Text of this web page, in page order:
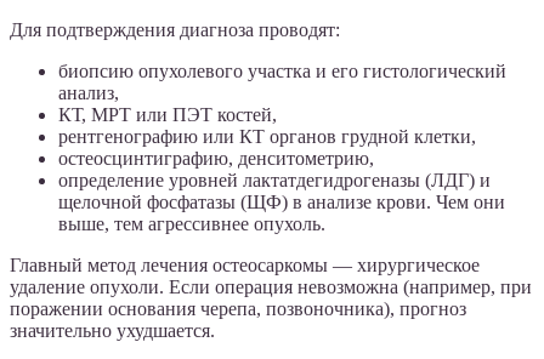
Для подтверждения диагноза проводят:
биопсию опухолевого участка и его гистологический
анализ,
КТ, МРТ или ПЭТ костей,
рентгенографию или КТ органов грудной клетки,
остеосцинтиграфию, денситометрию,
определение уровней лактатдегидрогеназы (ЛДГ) и
щелочной фосфатазы (ЩФ) в анализе крови. Чем они
выше, тем агрессивнее опухоль.
Главный метод лечения остеосаркомы — хирургическое
удаление опухоли. Если операция невозможна (например, при
поражении основания черепа, позвоночника), прогноз
значительно ухудшается.